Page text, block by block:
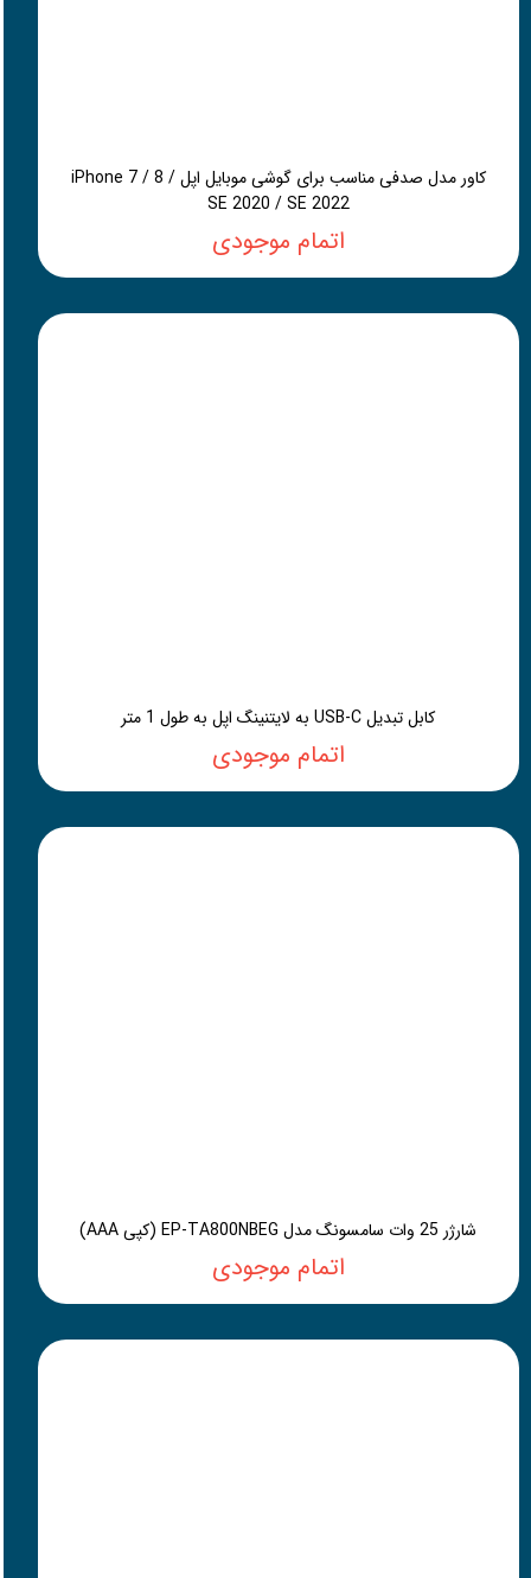
کاور مدل صدفی مناسب برای گوشی موبایل اپل iPhone 7 / 8 /
SE 2020 / SE 2022
اتمام موجودی
کابل تبدیل USB-C به لایتنینگ اپل به طول 1 متر
اتمام موجودی
شارژر 25 وات سامسونگ مدل EP-TA800NBEG (کپی AAA)
اتمام موجودی